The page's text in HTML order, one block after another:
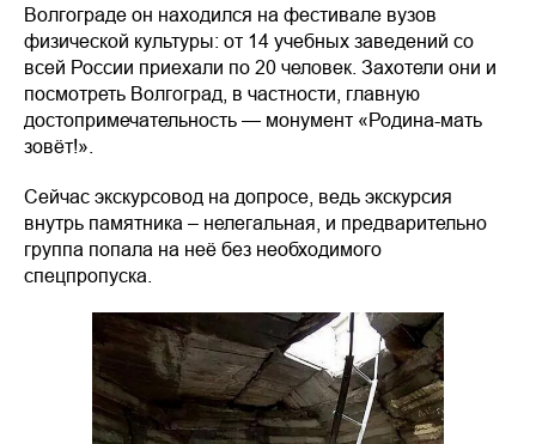
Волгограде он находился на фестивале вузов
физической культуры: от 14 учебных заведений со
всей России приехали по 20 человек. Захотели они и
посмотреть Волгоград, в частности, главную
достопримечательность — монумент «Родина-мать
зовёт!».
Сейчас экскурсовод на допросе, ведь экскурсия
внутрь памятника – нелегальная, и предварительно
группа попала на неё без необходимого
спецпропуска.